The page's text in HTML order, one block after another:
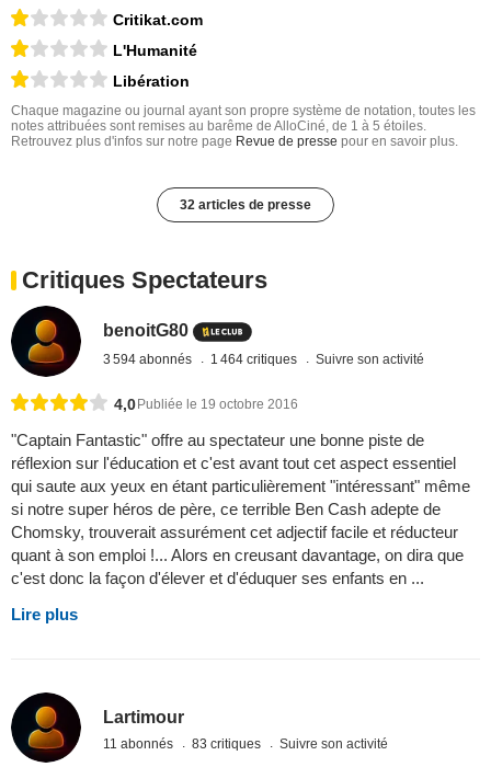
Critikat.com
L'Humanité
Libération
Chaque magazine ou journal ayant son propre système de notation, toutes les
notes attribuées sont remises au barême de AlloCiné, de 1 à 5 étoiles.
Retrouvez plus d'infos sur notre page Revue de presse pour en savoir plus.
32 articles de presse
Critiques Spectateurs
benoitG80
3 594 abonnés 1 464 critiques Suivre son activité
4,0Publiée le 19 octobre 2016
"Captain Fantastic" offre au spectateur une bonne piste de
réflexion sur l'éducation et c'est avant tout cet aspect essentiel
qui saute aux yeux en étant particulièrement "intéressant" même
si notre super héros de père, ce terrible Ben Cash adepte de
Chomsky, trouverait assurément cet adjectif facile et réducteur
quant à son emploi !... Alors en creusant davantage, on dira que
c'est donc la façon d'élever et d'éduquer ses enfants en ...
Lire plus
Lartimour
11 abonnés 83 critiques Suivre son activité